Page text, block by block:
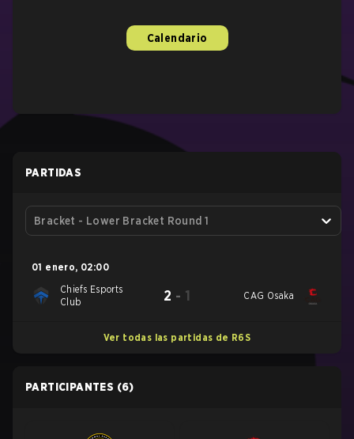
Calendario
PARTIDAS
Bracket - Lower Bracket Round 1
01 enero, 02:00
Chiefs Esports
Club
2 - 1 CAG Osaka
Ver todas las partidas de R6S
PARTICIPANTES (6)